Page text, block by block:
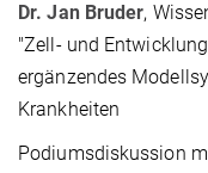
Dr. Jan Bruder,
"Zell- und
ergänzendes
Krankheiten
Podiumsdiskussion